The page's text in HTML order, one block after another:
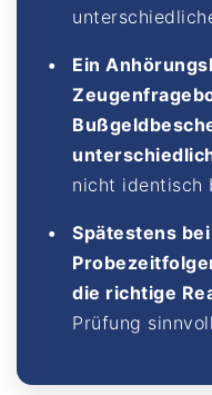
Ein
nicht identisch
Spätestens
die richtige
Prüfung